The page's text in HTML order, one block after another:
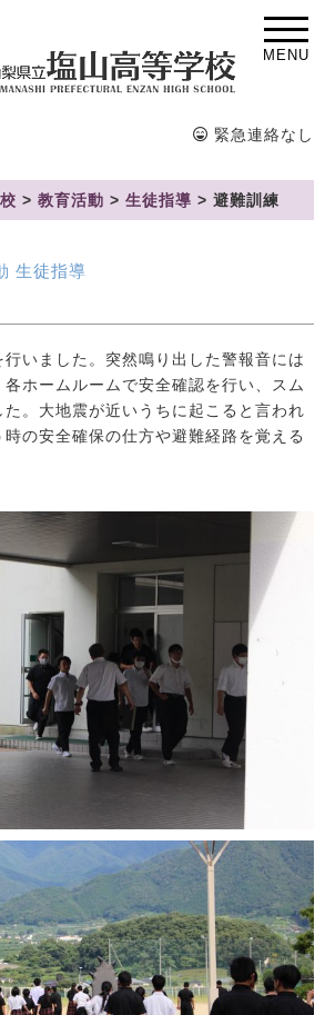
MENU
緊急連絡なし
> 教育活動 > 生徒指導 > 避難訓練
生徒指導
いました。突然鳴り出した警報音には
ホームルームで安全確認を行い、スム
。大地震が近いうちに起こると言われ
の安全確保の仕方や避難経路を覚える